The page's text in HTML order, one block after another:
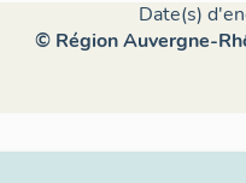
Date(s)
© Région Auvergne-